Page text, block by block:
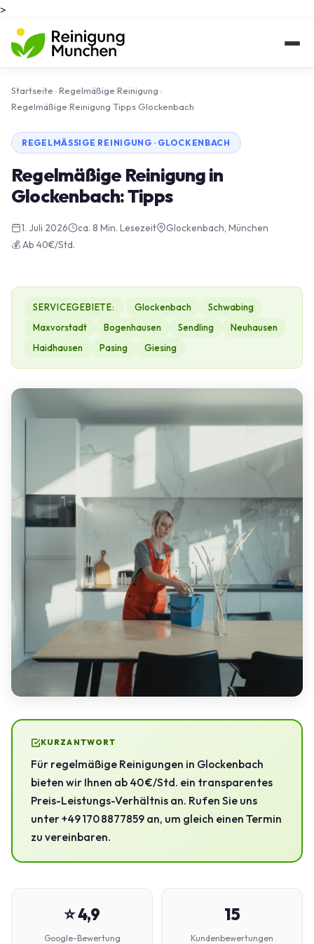
>
Startseite ›Regelmäßige Reinigung ›
Regelmäßige Reinigung Tipps Glockenbach
REGELMÄSSIGE REINIGUNG · GLOCKENBACH
Regelmäßige Reinigung in
Glockenbach: Tipps
1. Juli 2026 ca. 8 Min. Lesezeit
Glockenbach, München
💰 Ab 40€/Std.
SERVICEGEBIETE: Glockenbach
Schwabing
Maxvorstadt
Bogenhausen Sendling
Neuhausen
Haidhausen
Pasing Giesing
KURZANTWORT
Für regelmäßige Reinigungen in Glockenbach
bieten wir Ihnen ab 40 €/Std. ein transparentes
Preis-Leistungs-Verhältnis an. Rufen Sie uns
unter +49 170 8877859 an, um gleich einen Termin
zu vereinbaren.
⭐ 4,9
Google-Bewertung
15
Kundenbewertungen